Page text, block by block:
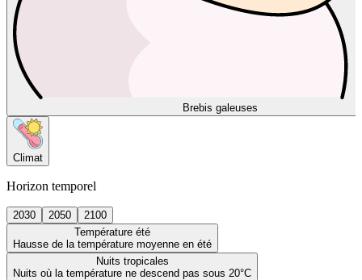
Brebis galeuses
Climat
Horizon temporel
2030 2050
2100
Température été
Hausse de la température moyenne en été
Nuits tropicales
Nuits où la température ne descend pas sous 20°C